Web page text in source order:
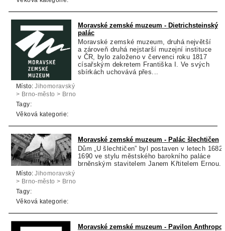
Moravské zemské muzeum - Dietrichsteinský
palác
Moravské zemské muzeum, druhá největší
a zároveň druhá nejstarší muzejní instituce
v ČR, bylo založeno v červenci roku 1817
císařským dekretem Františka I. Ve svých
sbírkách uchovává přes...
Místo: Jihomoravský
> Brno-město > Brno
Tagy:
Věková kategorie:
Moravské zemské muzeum - Palác šlechtičen
Dům „U šlechtičen” byl postaven v letech 1682-
1690 ve stylu městského barokního paláce
brněnským stavitelem Janem Křtitelem Ernou.
Místo: Jihomoravský
> Brno-město > Brno
Tagy:
Věková kategorie:
Moravské zemské muzeum - Pavilon